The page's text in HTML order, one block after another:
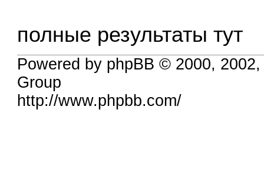
полные результаты тут
Powered by phpBB © 2000,
Group
http://www.phpbb.com/